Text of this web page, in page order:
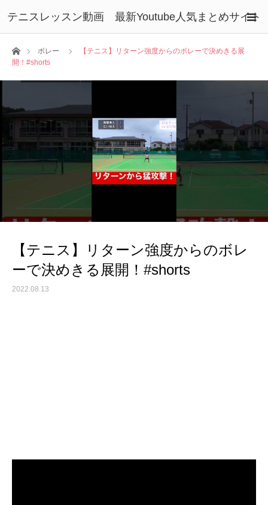
テニスレッスン動画 最新Youtube人気まとめサイト
ホームボレー
【テニス】リターン強度からのボレーで決めきる展
開！#shorts
【テニス】リターン強度からのボレ
ーで決めきる展開！#shorts
2022.08.13